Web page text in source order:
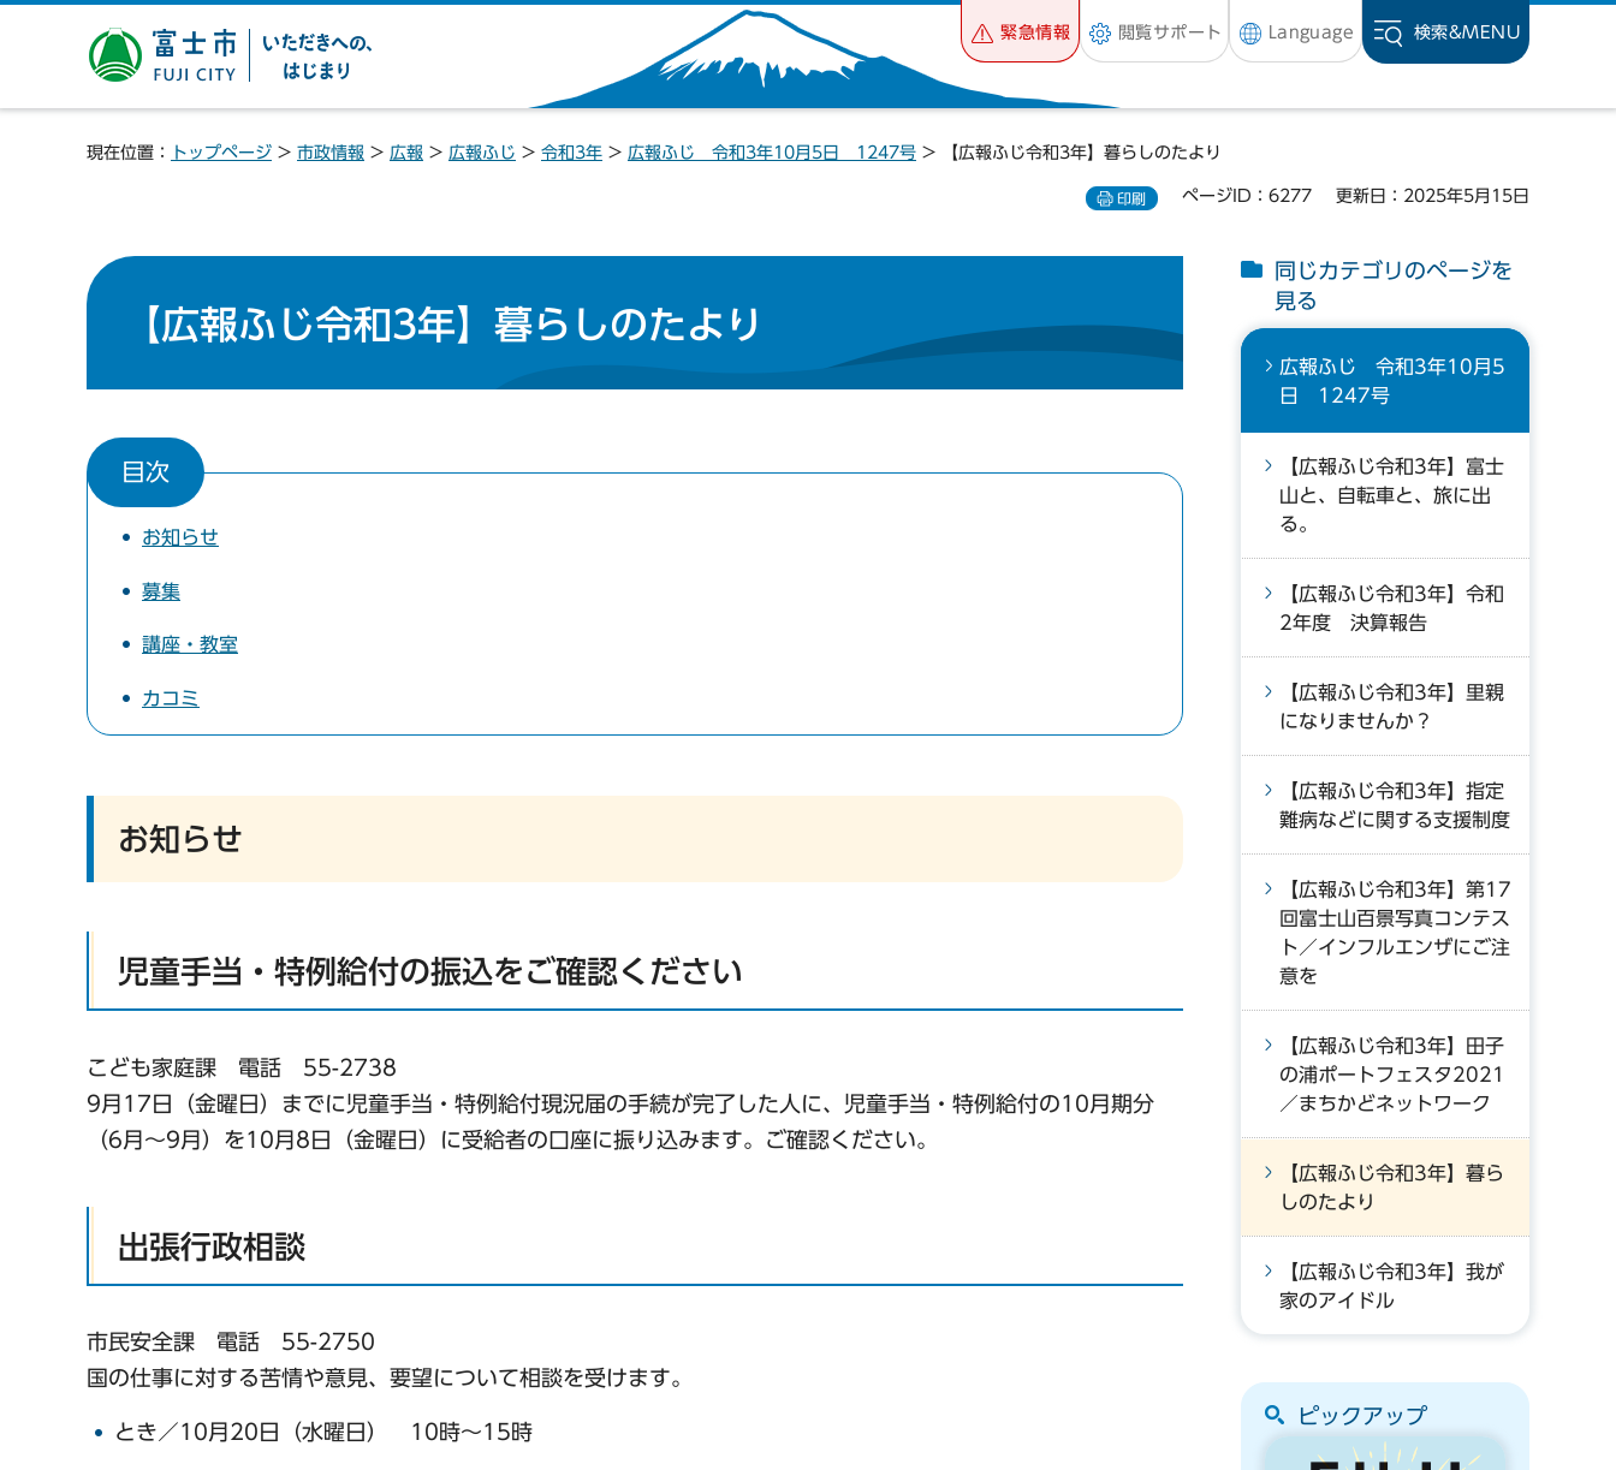
富士市 いただきへの、は
じまり
緊急情報 閲覧サポート Language 検索&MENU
現在位置： トップページ > 市政情報 > 広報 > 広報ふじ > 令和3年 > 広報ふじ 令和3年10月5日 1247号 > 【広報ふじ令和3年】暮らしのたより
印刷 ページID：6277 更新日：2025年5月15日
【広報ふじ令和3年】暮らしのたより
目次
お知らせ
募集
講座・教室
カコミ
お知らせ
児童手当・特例給付の振込をご確認ください
こども家庭課 電話 55-2738
9月17日（金曜日）までに児童手当・特例給付現況届の手続が完了した人に、児童手当・特例給付の10月期分
（6月〜9月）を10月8日（金曜日）に受給者の口座に振り込みます。ご確認ください。
出張行政相談
市民安全課 電話 55-2750
国の仕事に対する苦情や意見、要望について相談を受けます。
とき／10月20日（水曜日） 10時～15時
同じカテゴリのページを
見る
広報ふじ 令和3年10月5
日 1247号
【広報ふじ令和3年】富士
山と、自転車と、旅に出
る。
【広報ふじ令和3年】令和
2年度 決算報告
【広報ふじ令和3年】里親
になりませんか？
【広報ふじ令和3年】指定
難病などに関する支援制度
【広報ふじ令和3年】第17
回富士山百景写真コンテス
ト／インフルエンザにご注
意を
【広報ふじ令和3年】田子
の浦ポートフェスタ2021
／まちかどネットワーク
【広報ふじ令和3年】暮ら
しのたより
【広報ふじ令和3年】我が
家のアイドル
ピックアップ